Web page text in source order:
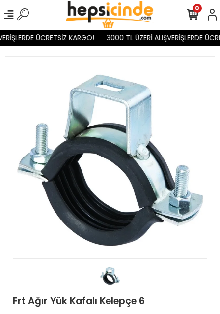
ÜCRETSİZ KARGO! 3000 TL ÜZERİ ALIŞVERİŞLERDE
0
Frt Ağır Yük Kafalı Kelepçe 6